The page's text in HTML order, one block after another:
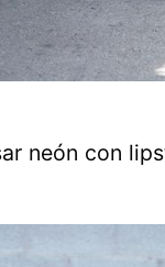
neón con